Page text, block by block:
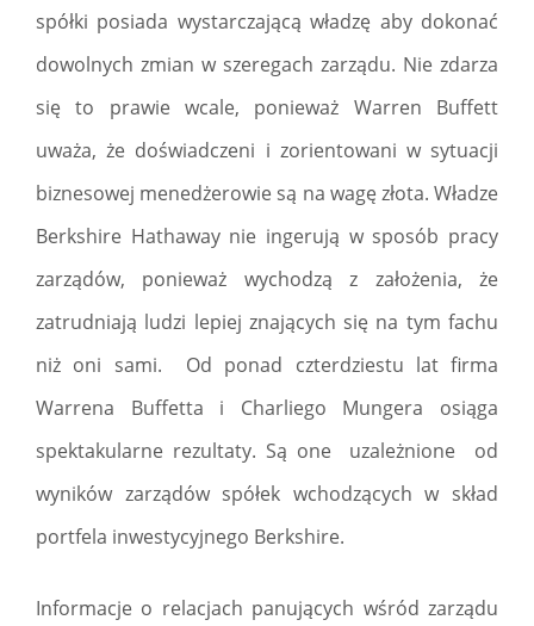
spółki posiada wystarczającą władzę aby dokonać
dowolnych zmian w szeregach zarządu. Nie zdarza
się to prawie wcale, ponieważ Warren Buffett
uważa, że doświadczeni i zorientowani w sytuacji
biznesowej menedżerowie są na wagę złota. Władze
Berkshire Hathaway nie ingerują w sposób pracy
zarządów, ponieważ wychodzą z założenia, że
zatrudniają ludzi lepiej znających się na tym fachu
niż oni sami. Od ponad czterdziestu lat firma
Warrena Buffetta i Charliego Mungera osiąga
spektakularne rezultaty. Są one uzależnione od
wyników zarządów spółek wchodzących w skład
portfela inwestycyjnego Berkshire.
Informacje o relacjach panujących wśród zarządu